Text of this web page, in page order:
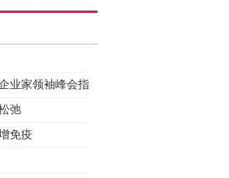
业家领袖峰会指
弛
免疫